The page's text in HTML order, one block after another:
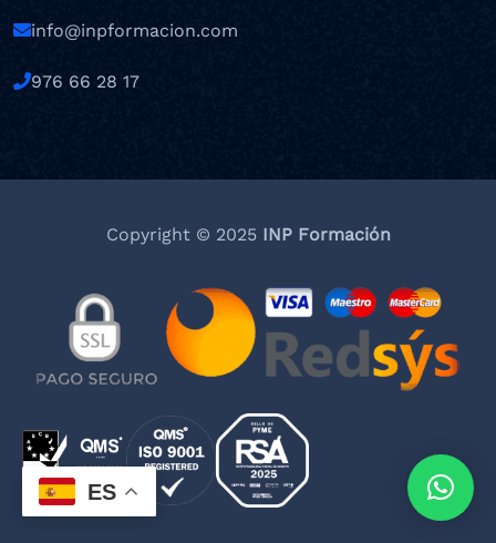
info@inpformacion.com
976 66 28 17
Copyright © 2025INP Formación
ES